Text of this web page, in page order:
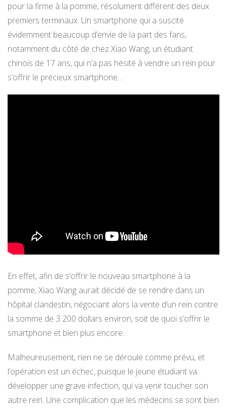
pour la firme à la pomme, résolument différent des deux
premiers terminaux. Un smartphone qui a suscité
évidemment beaucoup d’envie de la part des fans,
notamment du côté de chez Xiao Wang, un étudiant
chinois de 17 ans, qui n’a pas hésité à vendre un rein pour
s’offrir le précieux smartphone…
En effet, afin de s’offrir le nouveau smartphone à la
pomme, Xiao Wang aurait décidé de se rendre dans un
hôpital clandestin, négociant alors la vente d’un rein contre
la somme de 3 200 dollars environ, soit de quoi s’offrir le
smartphone et bien plus encore.
Malheureusement, rien ne se déroule comme prévu, et
l’opération est un échec, puisque le jeune étudiant va
développer une grave infection, qui va venir toucher son
autre rein. Une complication que les médecins se sont bien